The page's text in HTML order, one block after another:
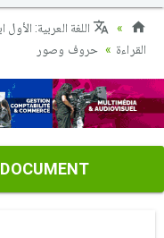
اللغة العربية: الأول
القراءة
حروف وصور